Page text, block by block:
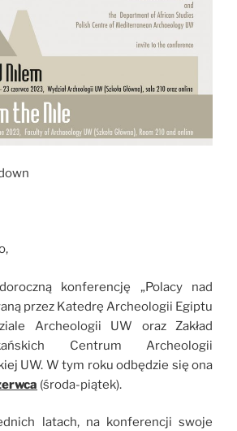
konferencję „Polacy nad
przez Katedrę Archeologii Egiptu
Archeologii UW oraz Zakład
Centrum Archeologii
UW. W tym roku odbędzie się ona
(środa-piątek).
latach, na konferencji swoje